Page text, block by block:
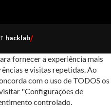
hacklab/
fornecer a experiência mais
e visitas repetidas. Ao
com o uso de TODOS os
"Configurações de
controlado.